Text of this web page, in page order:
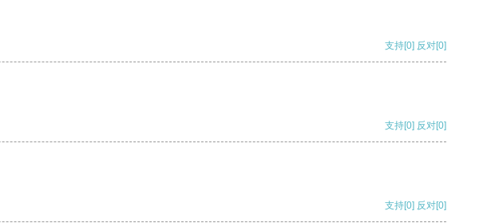
支持[0] 反对[0]
支持[0] 反对[0]
支持[0] 反对[0]